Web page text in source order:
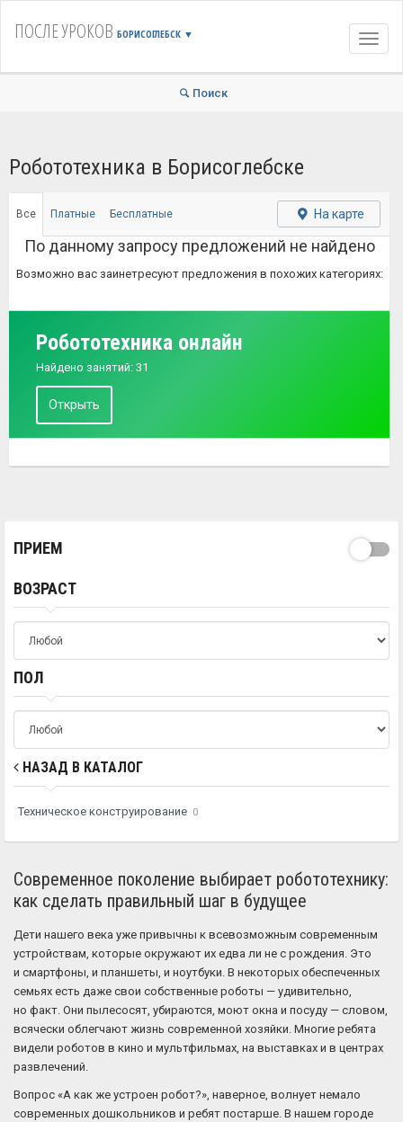
ПОСЛЕ УРОКОВ БОРИСОГЛЕБСК ▼
Поиск
Робототехника в Борисоглебске
Все Платные Бесплатные На карте
По данному запросу предложений не найдено
Возможно вас заинетресуют предложения в похожих категориях:
Робототехника онлайн
Найдено занятий: 31
Открыть
ПРИЕМ
ВОЗРАСТ
ПОЛ
НАЗАД В КАТАЛОГ
Техническое конструирование 0
Современное поколение выбирает робототехнику:
как сделать правильный шаг в будущее
Дети нашего века уже привычны к всевозможным современным
устройствам, которые окружают их едва ли не с рождения. Это
и смартфоны, и планшеты, и ноутбуки. В некоторых обеспеченных
семьях есть даже свои собственные роботы — удивительно,
но факт. Они пылесосят, убираются, моют окна и посуду — словом,
всячески облегчают жизнь современной хозяйки. Многие ребята
видели роботов в кино и мультфильмах, на выставках и в центрах
развлечений.
Вопрос «А как же устроен робот?», наверное, волнует немало
современных дошкольников и ребят постарше. В нашем городе